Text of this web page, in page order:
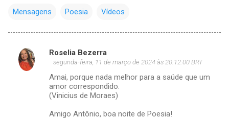
Mensagens Poesia Vídeos
C
o
Roselia Bezerra
segunda-feira, 11 de março de 2024 às 20:12:00 BRT
Amai, porque nada melhor para a saúde que um
amor correspondido.
(Vinicius de Moraes)
Amigo Antônio, boa noite de Poesia!